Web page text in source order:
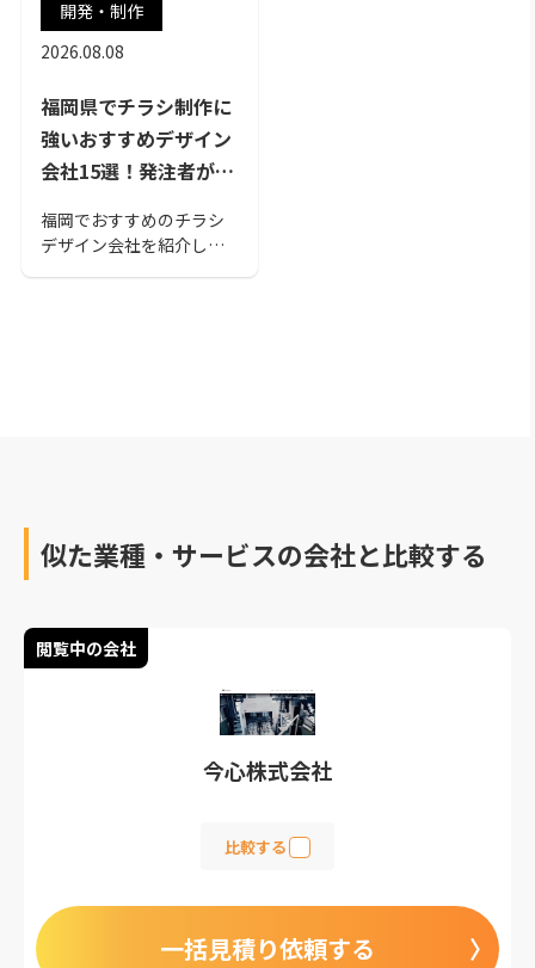
開発・制作
2026.08.08
福岡県でチラシ制作に
強いおすすめデザイン
会社15選！発注者が見
福岡でおすすめのチラシ
デザイン会社を紹介しま
似た業種・サービスの会社と比較する
閲覧中の会社
今心株式会社
比較する
一括見積り依頼する